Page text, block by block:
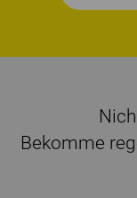
Bekomme